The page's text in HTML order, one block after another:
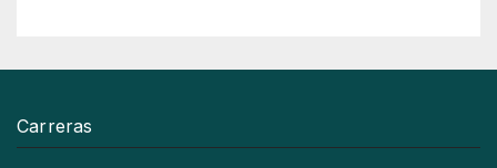
Carreras